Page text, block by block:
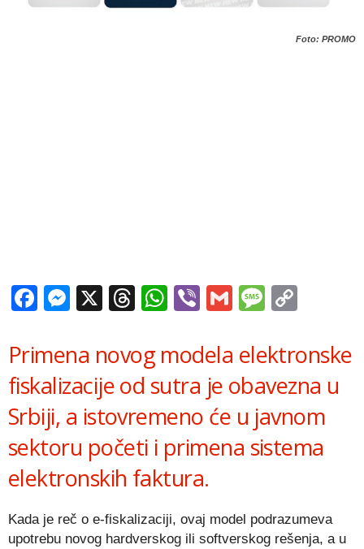
Foto: PROMO
Facebook
Messenger
X Threads
WhatsApp
ViberGmail
Primena novog modela elektronske
fiskalizacije od sutra je obavezna u
Srbiji, a istovremeno će u javnom
sektoru početi i primena sistema
elektronskih faktura.
Kada je reč o e-fiskalizaciji, ovaj model podrazumeva
upotrebu novog hardverskog ili softverskog rešenja, a u